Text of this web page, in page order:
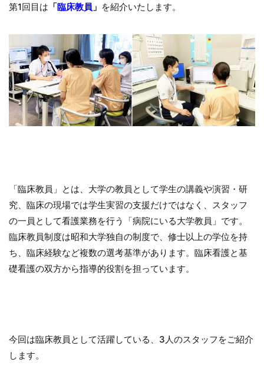
第1回目は 「臨床教員 」 を紹介いたします。
「臨床教員」とは、大学の教員として学生の講義や演習・研
究、臨床の現場では学生実習の支援だけではなく、スタッフ
の一員として看護業務を行う「病院にいる大学教員」です。
臨床教員制度は昭和大学独自の制度で、修士以上の学位を持
ち、臨床経験など複数の選考基準があります。臨床看護と基
礎看護の双方から指導的役割を担っています。
今回は臨床教員として活躍している、3人のスタッフをご紹介
します。